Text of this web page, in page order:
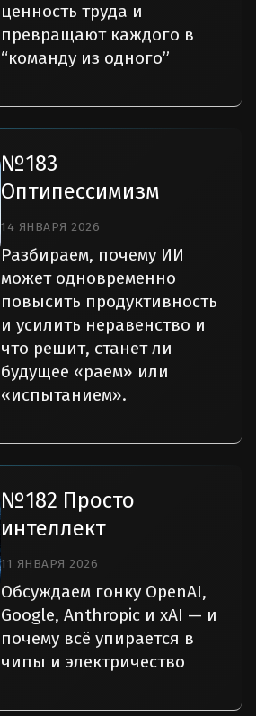
ценность труда и
превращают каждого в
“команду из одного”
№183
Оптипессимизм
14 ЯНВАРЯ 2026
Разбираем, почему ИИ
может одновременно
повысить продуктивность
и усилить неравенство и
что решит, станет ли
будущее «раем» или
«испытанием».
№182 Просто
интеллект
11 ЯНВАРЯ 2026
Обсуждаем гонку OpenAI,
Google, Anthropic и xAI — и
почему всё упирается в
чипы и электричество